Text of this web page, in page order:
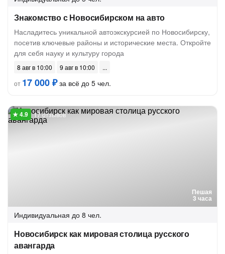
Знакомство с Новосибирском на авто
Насладитесь уникальной автоэкскурсией по Новосибирску,
посетив ключевые районы и исторические места. Откройте
для себя науку и культуру города
8 авг в 10:00
9 авг в 10:00
от 17 000 ₽за всё до 5 чел.
Пешая
3 часа
17 отзывов
Индивидуальная до 8 чел.
Новосибирск как мировая столица русского
авангарда